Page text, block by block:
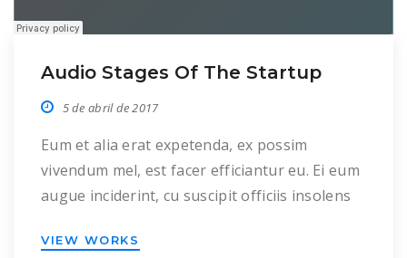
Audio Stages Of The Startup
5 de abril de 2017
Eum et alia erat expetenda, ex possim
vivendum mel, est facer efficiantur eu. Ei eum
augue inciderint, cu suscipit officiis insolens
congue inermis. Cu pro dolor dolorem, reque
VIEW WORKS